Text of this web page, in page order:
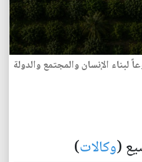
لبناء الإنسان والمجتمع والدولة
(وكالات)